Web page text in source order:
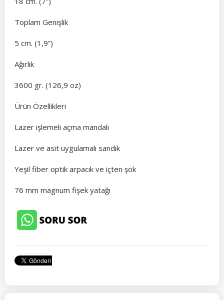
Toplam Genişlik
5 cm. (1,9”)
Ağırlık
3600 gr. (126,9 oz)
Ürün Özellikleri
Lazer işlemeli açma mandalı
Lazer ve asit uygulamalı sandık
Yeşil fiber optik arpacık ve içten şok
76 mm magnum fişek yatağı